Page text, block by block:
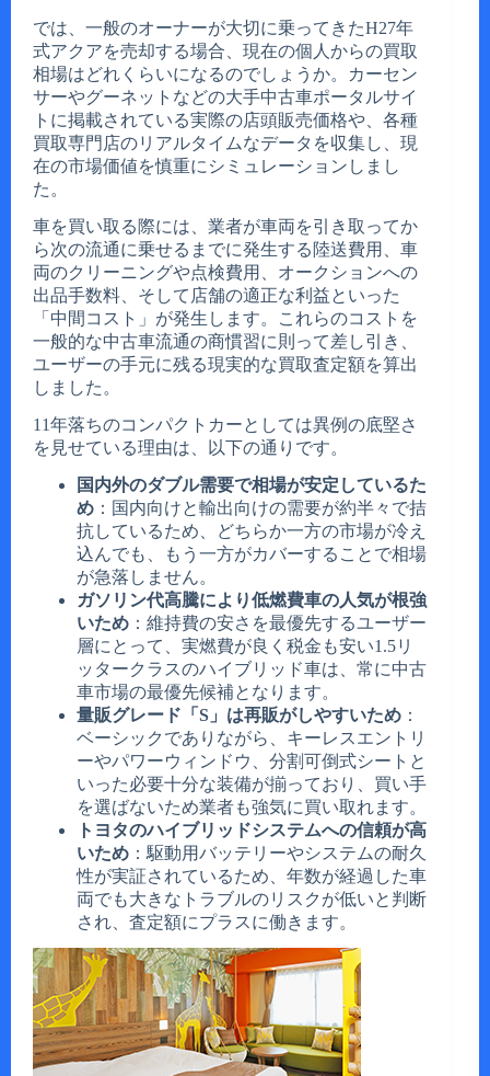
では、一般のオーナーが大切に乗ってきたH27年
式アクアを売却する場合、現在の個人からの買取
相場はどれくらいになるのでしょうか。カーセン
サーやグーネットなどの大手中古車ポータルサイ
トに掲載されている実際の店頭販売価格や、各種
買取専門店のリアルタイムなデータを収集し、現
在の市場価値を慎重にシミュレーションしまし
た。
車を買い取る際には、業者が車両を引き取ってか
ら次の流通に乗せるまでに発生する陸送費用、車
両のクリーニングや点検費用、オークションへの
出品手数料、そして店舗の適正な利益といった
「中間コスト」が発生します。これらのコストを
一般的な中古車流通の商慣習に則って差し引き、
ユーザーの手元に残る現実的な買取査定額を算出
しました。
11年落ちのコンパクトカーとしては異例の底堅さ
を見せている理由は、以下の通りです。
国内外のダブル需要で相場が安定しているた
め ：国内向けと輸出向けの需要が約半々で拮
抗しているため、どちらか一方の市場が冷え
込んでも、もう一方がカバーすることで相場
が急落しません。
ガソリン代高騰により低燃費車の人気が根強
いため ：維持費の安さを最優先するユーザー
層にとって、実燃費が良く税金も安い1.5リ
ッタークラスのハイブリッド車は、常に中古
車市場の最優先候補となります。
量販グレード「S」は再販がしやすいため ：
ベーシックでありながら、キーレスエントリ
ーやパワーウィンドウ、分割可倒式シートと
いった必要十分な装備が揃っており、買い手
を選ばないため業者も強気に買い取れます。
トヨタのハイブリッドシステムへの信頼が高
いため ：駆動用バッテリーやシステムの耐久
性が実証されているため、年数が経過した車
両でも大きなトラブルのリスクが低いと判断
され、査定額にプラスに働きます。